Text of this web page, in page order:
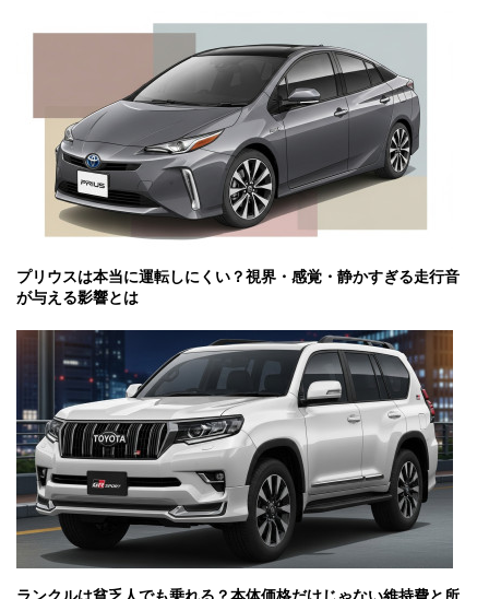
プリウスは本当に運転しにくい？視界・感覚・静かすぎる走行音
が与える影響とは